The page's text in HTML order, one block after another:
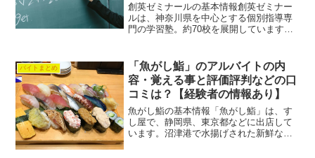
創英ゼミナールの基本情報創英ゼミナー
ルは、神奈川県を中心とする個別指導専
門の学習塾。約70校を展開しています。
ナールでバイトしている方に、バイトの
実情を伺いました！創英...
バイトまとめ
「魚がし鮨」のアルバイトの内
容・覚える事と評価評判などの口
コミは？【経験者の情報あり】
魚がし鮨の基本情報「魚がし鮨」は、す
し屋で、静岡県、東京都などに出店して
います。沼津港で水揚げされた新鮮な魚